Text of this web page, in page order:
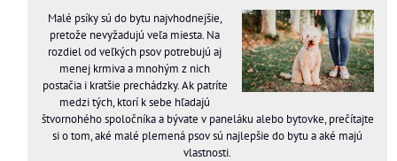
Malé psíky sú do bytu najvhodnejšie,
pretože nevyžadujú veľa miesta. Na
rozdiel od veľkých psov potrebujú aj
menej krmiva a mnohým z nich
postačia i kratšie prechádzky. Ak patríte
medzi tých, ktorí k sebe hľadajú
štvornohého spoločníka a bývate v paneláku alebo bytovke, prečítajte
si o tom, aké malé plemená psov sú najlepšie do bytu a aké majú
vlastnosti.